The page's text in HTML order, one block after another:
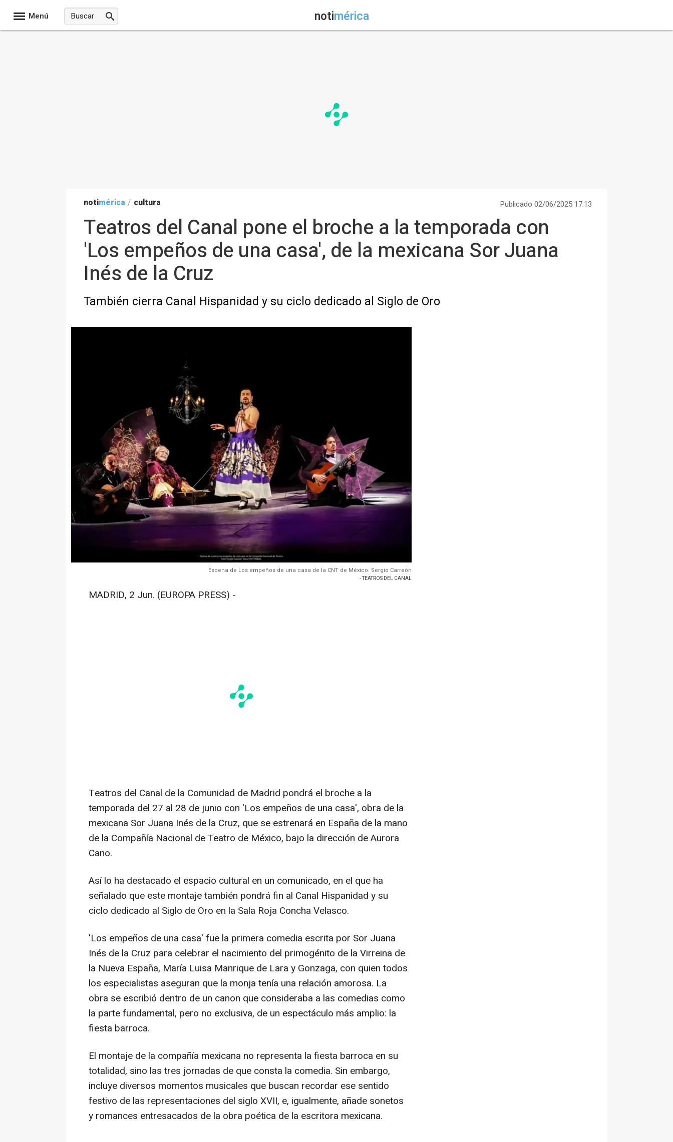
Menú notimérica
notimérica / cultura Publicado 02/06/2025 17:13
Teatros del Canal pone el broche a la temporada con
'Los empeños de una casa', de la mexicana Sor Juana
Inés de la Cruz
También cierra Canal Hispanidad y su ciclo dedicado al Siglo de Oro
Escena de Los empeños de una casa de la CNT de México. Sergio Carreón
- TEATROS DEL CANAL
MADRID, 2 Jun. (EUROPA PRESS) -
Teatros del Canal de la Comunidad de Madrid pondrá el broche a la
temporada del 27 al 28 de junio con 'Los empeños de una casa', obra de la
mexicana Sor Juana Inés de la Cruz, que se estrenará en España de la mano
de la Compañía Nacional de Teatro de México, bajo la dirección de Aurora
Cano.
Así lo ha destacado el espacio cultural en un comunicado, en el que ha
señalado que este montaje también pondrá fin al Canal Hispanidad y su
ciclo dedicado al Siglo de Oro en la Sala Roja Concha Velasco.
'Los empeños de una casa' fue la primera comedia escrita por Sor Juana
Inés de la Cruz para celebrar el nacimiento del primogénito de la Virreina de
la Nueva España, María Luisa Manrique de Lara y Gonzaga, con quien todos
los especialistas aseguran que la monja tenía una relación amorosa. La
obra se escribió dentro de un canon que consideraba a las comedias como
la parte fundamental, pero no exclusiva, de un espectáculo más amplio: la
fiesta barroca.
El montaje de la compañía mexicana no representa la fiesta barroca en su
totalidad, sino las tres jornadas de que consta la comedia. Sin embargo,
incluye diversos momentos musicales que buscan recordar ese sentido
festivo de las representaciones del siglo XVII, e, igualmente, añade sonetos
y romances entresacados de la obra poética de la escritora mexicana.